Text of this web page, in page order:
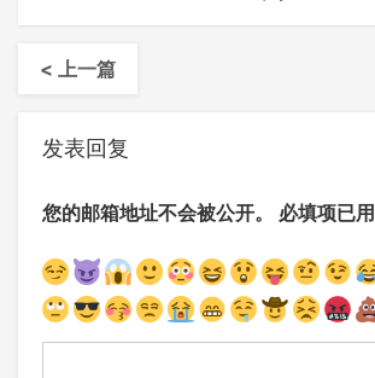
< 上一篇
发表回复
您的邮箱地址不会被公开。 必填项已用